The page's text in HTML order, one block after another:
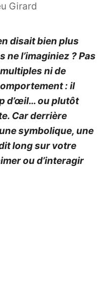
Girard
disait bien plus
l’imaginiez ? Pas
ni de
: il
d’œil… ou plutôt
Car derrière
symbolique, une
long sur votre
ou d’interagir